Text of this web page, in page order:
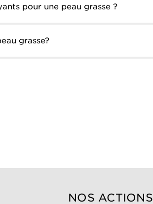
pour une peau grasse ?
grasse?
NOS ACTIONS